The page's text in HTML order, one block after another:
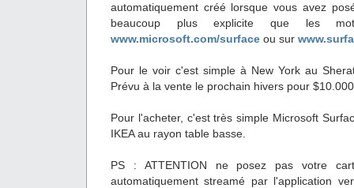
automatiquement créé lorsque vous avez
beaucoup plus explicite que les
www.microsoft.com/surface ou sur
Pour le voir c'est simple à New York au
Prévu à la vente le prochain hivers pour $10.000
Pour l'acheter, c'est très simple Microsoft
IKEA au rayon table basse.
PS : ATTENTION ne posez pas votre
automatiquement streamé par l'application